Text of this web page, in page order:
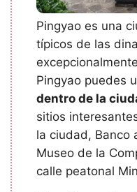
Pingyao es una
típicos de las
Pingyao puedes
dentro de la
sitios
la ciudad, Banco
Museo de la
calle peatonal